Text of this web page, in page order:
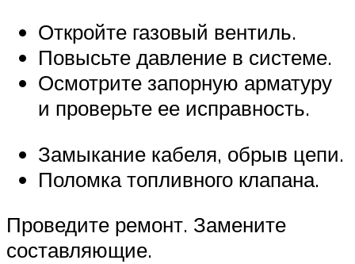
Откройте газовый вентиль.
Повысьте давление в системе.
Осмотрите запорную арматуру
и проверьте ее исправность.
Замыкание кабеля, обрыв цепи.
Поломка топливного клапана.
Проведите ремонт. Замените
составляющие.